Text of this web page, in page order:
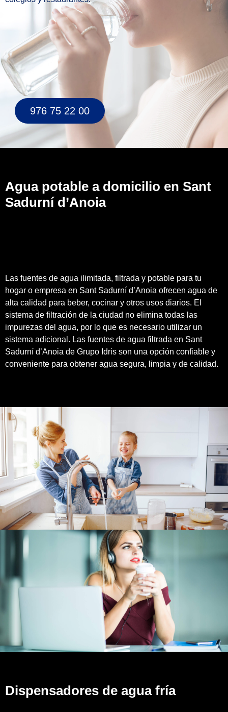
976 75 22 00
Agua potable a domicilio en Sant
Sadurní d’Anoia
Las fuentes de agua ilimitada, filtrada y potable para tu
hogar o empresa en Sant Sadurní d’Anoia ofrecen agua de
alta calidad para beber, cocinar y otros usos diarios. El
sistema de filtración de la ciudad no elimina todas las
impurezas del agua, por lo que es necesario utilizar un
sistema adicional. Las fuentes de agua filtrada en Sant
Sadurní d’Anoia de Grupo Idris son una opción confiable y
conveniente para obtener agua segura, limpia y de calidad.
Dispensadores de agua fría